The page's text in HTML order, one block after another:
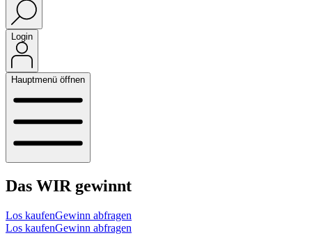
Login
Hauptmenü öffnen
Das WIR gewinnt
Los kaufenGewinn abfragen
Los kaufenGewinn abfragen